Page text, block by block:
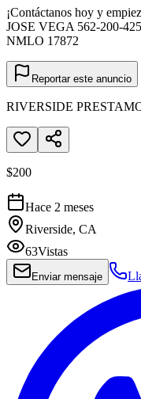
¡Contáctanos hoy y
JOSE VEGA 562-200-
NMLO 17872
Reportar este anuncio
RIVERSIDE
$200
Hace 2 meses
Riverside, CA
63Vistas
Enviar mensaje